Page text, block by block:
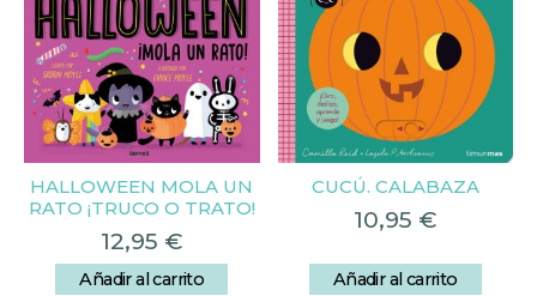
HALLOWEEN MOLA UN
RATO ¡TRUCO O TRATO!
12,95 €
Añadir al carrito
CUCÚ. CALABAZA
10,95 €
Añadir al carrito